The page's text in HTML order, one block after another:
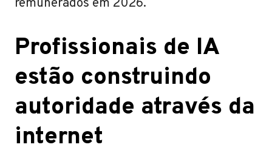
remunerados em 2026.
Profissionais de IA
estão construindo
autoridade através da
internet